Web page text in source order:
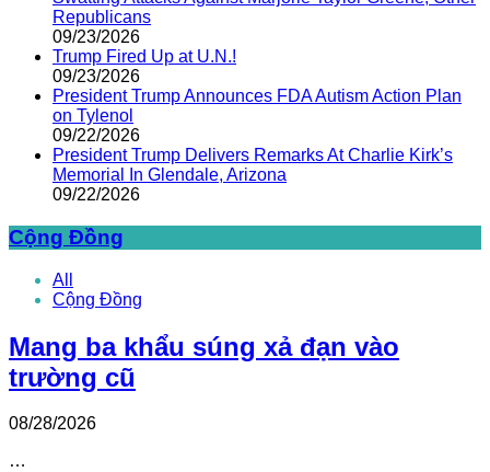
Republicans
09/23/2026
Trump Fired Up at U.N.!
09/23/2026
President Trump Announces FDA Autism Action Plan
on Tylenol
09/22/2026
President Trump Delivers Remarks At Charlie Kirk’s
Memorial In Glendale, Arizona
09/22/2026
Cộng Đồng
All
Cộng Đồng
Mang ba khẩu súng xả đạn vào
trường cũ
08/28/2026
…